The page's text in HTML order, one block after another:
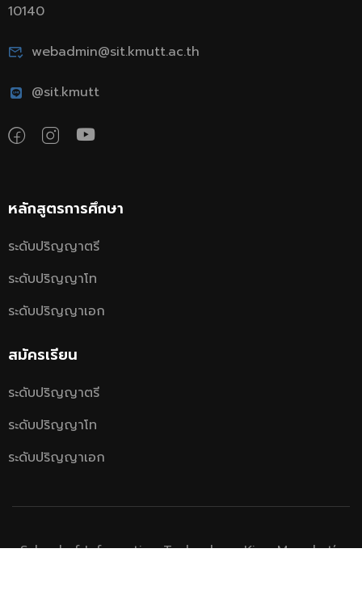
10140
webadmin@sit.kmutt.ac.th
@sit.kmutt
หลักสูตรการศึกษา
ระดับปริญญาตรี
ระดับปริญญาโท
ระดับปริญญาเอก
สมัครเรียน
ระดับปริญญาตรี
ระดับปริญญาโท
ระดับปริญญาเอก
School of Information Technology, King Mongkut’s